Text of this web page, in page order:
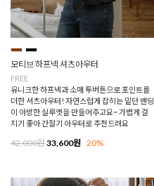
모티브 하프넥 셔츠아우터
FREE
유니크한 하프넥과 소매 투버튼으로 포인트를
더한 셔츠아우터! 자연스럽게 잡히는 밑단 밴딩
이 아방한 실루엣을 만들어주고요~ 가볍게 걸
치기 좋아 간절기 아우터로 추천드려요
42,000원33,600원 20%